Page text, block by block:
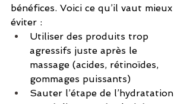
bénéfices. Voici ce qu’il vaut mieux
éviter :
Utiliser des produits trop
agressifs juste après le
massage (acides, rétinoïdes,
gommages puissants)
Sauter l’étape de l’hydratation